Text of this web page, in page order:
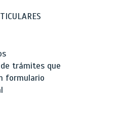
trámites que
formulario